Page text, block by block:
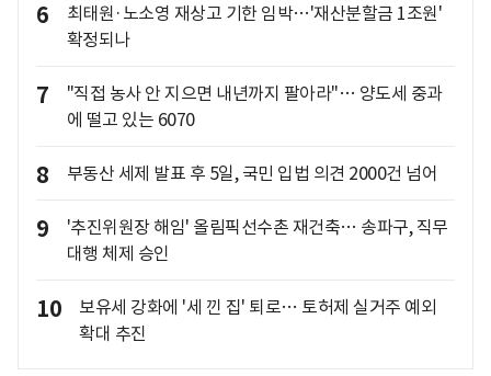
6
최태원·노소영 재상고 기한 임박…'재산분할금 1조원'
확정되나
7
"직접 농사 안 지으면 내년까지 팔아라"… 양도세 중과
에 떨고 있는 6070
8 부동산 세제 발표 후 5일, 국민 입법 의견 2000건 넘어
9
'추진위원장 해임' 올림픽선수촌 재건축… 송파구, 직무
대행 체제 승인
10
보유세 강화에 '세 낀 집' 퇴로… 토허제 실거주 예외
확대 추진